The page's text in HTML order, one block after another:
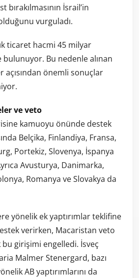
bırakılmasının İsrail’in
vurguladı.
ticaret hacmi 45 milyar
Bu nedenle alınan
açısından önemli sonuçlar
ve veto
kamuoyu önünde destek
Belçika, Finlandiya, Fransa,
Portekiz, Slovenya, İspanya
Avusturya, Danimarka,
Romanya ve Slovakya da
yönelik ek yaptırımlar teklifine
verirken, Macaristan veto
bu girişimi engelledi. İsveç
Malmer Stenergard, bazı
AB yaptırımlarını da